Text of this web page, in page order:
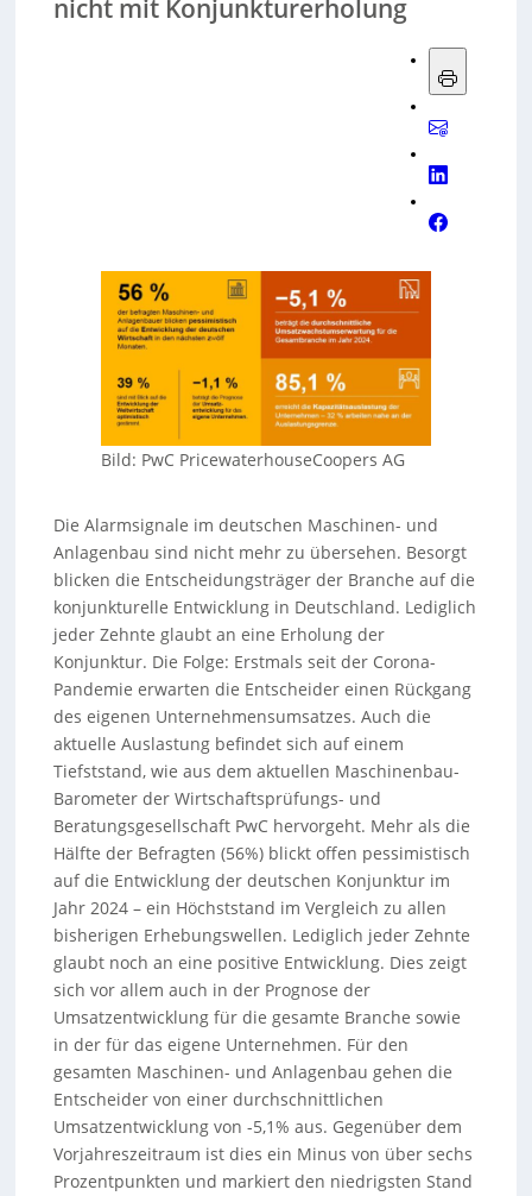
nicht mit Konjunkturerholung
Bild: PwC PricewaterhouseCoopers AG
Die Alarmsignale im deutschen Maschinen- und
Anlagenbau sind nicht mehr zu übersehen. Besorgt
blicken die Entscheidungsträger der Branche auf die
konjunkturelle Entwicklung in Deutschland. Lediglich
jeder Zehnte glaubt an eine Erholung der
Konjunktur. Die Folge: Erstmals seit der Corona-
Pandemie erwarten die Entscheider einen Rückgang
des eigenen Unternehmensumsatzes. Auch die
aktuelle Auslastung befindet sich auf einem
Tiefststand, wie aus dem aktuellen Maschinenbau-
Barometer der Wirtschaftsprüfungs- und
Beratungsgesellschaft PwC hervorgeht. Mehr als die
Hälfte der Befragten (56%) blickt offen pessimistisch
auf die Entwicklung der deutschen Konjunktur im
Jahr 2024 – ein Höchststand im Vergleich zu allen
bisherigen Erhebungswellen. Lediglich jeder Zehnte
glaubt noch an eine positive Entwicklung. Dies zeigt
sich vor allem auch in der Prognose der
Umsatzentwicklung für die gesamte Branche sowie
in der für das eigene Unternehmen. Für den
gesamten Maschinen- und Anlagenbau gehen die
Entscheider von einer durchschnittlichen
Umsatzentwicklung von -5,1% aus. Gegenüber dem
Vorjahreszeitraum ist dies ein Minus von über sechs
Prozentpunkten und markiert den niedrigsten Stand